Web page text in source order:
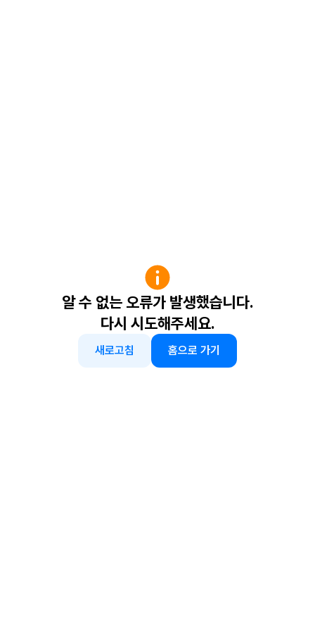
알 수 없는 오류가 발생했습니다.
다시 시도해주세요.
새로고침 홈으로 가기